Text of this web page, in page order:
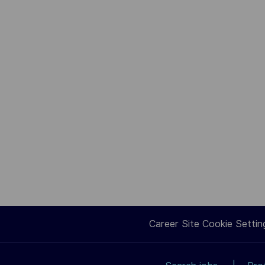
Career Site Cookie